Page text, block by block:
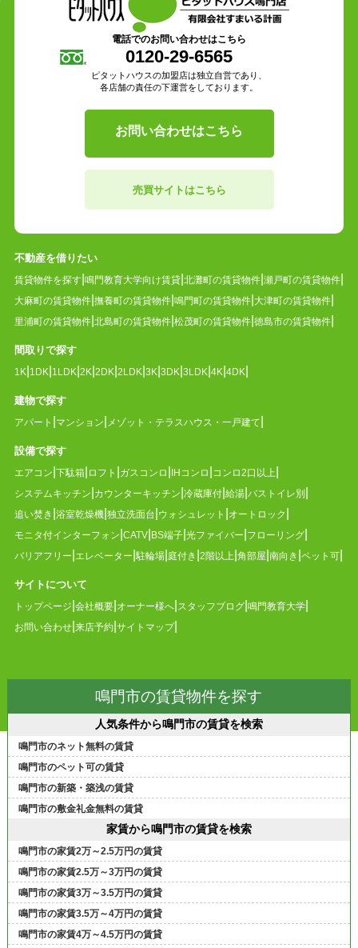
電話でのお問い合わせはこちら
0120-29-6565
ピタットハウスの加盟店は独立自営であり、
各店舗の責任の下運営をしております。
お問い合わせはこちら
売買サイトはこちら
不動産を借りたい
賃貸物件を探す 鳴門教育大学向け賃貸 北灘町の賃貸物件 瀬戸町の賃貸物件
大麻町の賃貸物件 撫養町の賃貸物件 鳴門町の賃貸物件 大津町の賃貸物件
里浦町の賃貸物件 北島町の賃貸物件 松茂町の賃貸物件 徳島市の賃貸物件
間取りで探す
1K 1DK 1LDK 2K 2DK 2LDK 3K 3DK 3LDK 4K 4DK
建物で探す
アパート マンション メゾット・テラスハウス・一戸建て
設備で探す
エアコン 下駄箱 ロフト ガスコンロ IHコンロ コンロ2口以上
システムキッチン カウンターキッチン 冷蔵庫付 給湯 バストイレ別
追い焚き 浴室乾燥機 独立洗面台 ウォシュレット オートロック
モニタ付インターフォン CATV BS端子 光ファイバー フローリング
バリアフリー エレベーター 駐輪場 庭付き 2階以上 角部屋 南向き ペット可
サイトについて
トップページ 会社概要 オーナー様へ スタッフブログ 鳴門教育大学
お問い合わせ 来店予約 サイトマップ
鳴門市の賃貸物件を探す
人気条件から鳴門市の賃貸を検索
鳴門市のネット無料の賃貸
鳴門市のペット可の賃貸
鳴門市の新築・築浅の賃貸
鳴門市の敷金礼金無料の賃貸
家賃から鳴門市の賃貸を検索
鳴門市の家賃2万～2.5万円の賃貸
鳴門市の家賃2.5万～3万円の賃貸
鳴門市の家賃3万～3.5万円の賃貸
鳴門市の家賃3.5万～4万円の賃貸
鳴門市の家賃4万～4.5万円の賃貸